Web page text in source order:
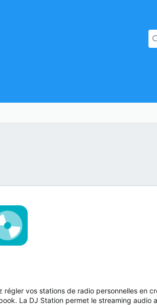
vos stations de radio personnelles en
La DJ Station permet le streaming audio